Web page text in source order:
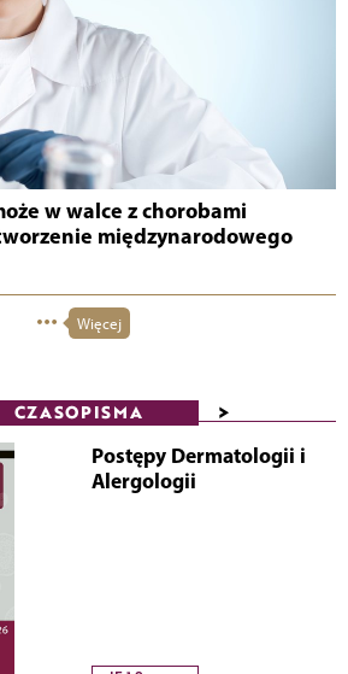
w walce z chorobami
międzynarodowego
Więcej
CZASOPISMA >
Postępy Dermatologii i
Alergologii